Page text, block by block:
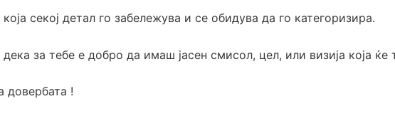
секој детал го забележува и се обидува да го категоризира.
за тебе е добро да имаш јасен смисол, цел, или визија која
довербата !